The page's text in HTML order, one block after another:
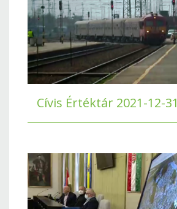
Cívis Értéktár 2021-12-31